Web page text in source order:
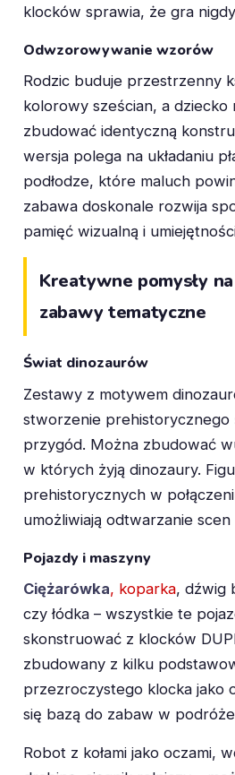
klocków sprawia, że gra
Odwzorowywanie wzorów
Rodzic buduje przestrzenny
kolorowy sześcian, a dziecko
zbudować identyczną
wersja polega na układaniu
podłodze, które maluch
zabawa doskonale rozwija
pamięć wizualną i
Kreatywne pomysły
zabawy tematyczne
Świat dinozaurów
Zestawy z motywem
stworzenie prehistorycznego
przygód. Można zbudować
w których żyją dinozaury.
prehistorycznych w
umożliwiają odtwarzanie
Pojazdy i maszyny
Ciężarówka, koparka, dźwig
czy łódka – wszystkie te
skonstruować z klocków
zbudowany z kilku
przezroczystego klocka jako
się bazą do zabaw w
Robot z kołami jako oczami,